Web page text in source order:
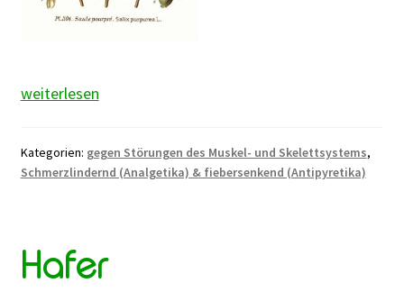
Weidenrinde
weiterlesen
Kategorien: gegen Störungen des Muskel- und Skelettsystems,
Schmerzlindernd (Analgetika) & fiebersenkend (Antipyretika)
Hafer